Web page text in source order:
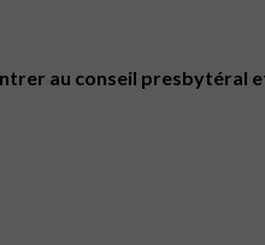
au conseil presbytéral